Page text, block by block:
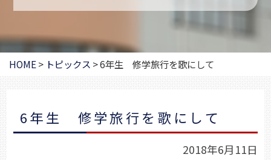
ッ
プHOME> トピックス >6年生 修学旅行を歌にして
6年生 修学旅行を歌にして
2018年6月11日